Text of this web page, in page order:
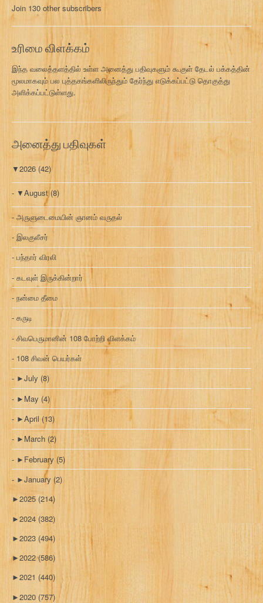
க
வ
Join 130 other subscribers
உரிமை விளக்கம்
இந்த வலைத்தளத்தில் உள்ள அனைத்து பதிவுகளும் கூகுள் தேடல் பக்கத்தின்
மூலமாகவும் பல புத்தகங்களிலிருந்தும் தேர்ந்து எடுக்கப்பட்டு தொகுத்து
அளிக்கப்பட்டுள்ளது.
அனைத்து பதிவுகள்
▼2026 (42)
▼August(8)
அருளுடைமையின் ஞானம் வருதல்
இலகுலீசர்
பந்தார் விரலி
கடவுள் இருக்கின்றார்
நன்மை தீமை
கருடி
சிவபெருமானின் 108 போற்றி விளக்கம்
108 சிவன் பெயர்கள்
►July (8)
► May (4)
►April (13)
► March (2)
► February (5)
►January (2)
►2025 (214)
►2024 (382)
►2023 (494)
►2022(586)
►2021 (440)
►2020 (757)